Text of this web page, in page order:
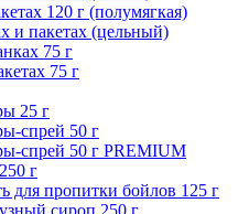
120 г (полумягкая)
и пакетах (цельный)
75 г
75 г
25 г
спрей 50 г
спрей 50 г PREMIUM
г
для пропитки бойлов 125 г
сироп 250 г